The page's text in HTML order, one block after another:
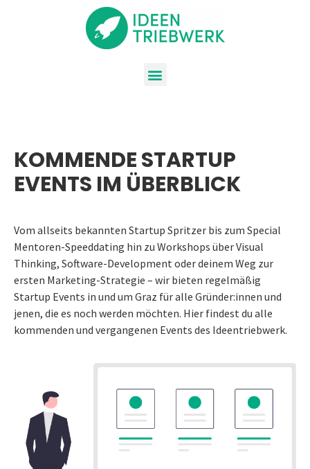
KOMMENDE STARTUP
EVENTS IM ÜBERBLICK
Vom allseits bekannten Startup Spritzer bis zum Special
Mentoren-Speeddating hin zu Workshops über Visual
Thinking, Software-Development oder deinem Weg zur
ersten Marketing-Strategie – wir bieten regelmäßig
Startup Events in und um Graz für alle Gründer:innen und
jenen, die es noch werden möchten. Hier findest du alle
kommenden und vergangenen Events des Ideentriebwerk.